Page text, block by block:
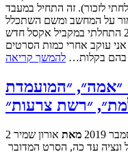
לזכור). זה התחיל במעבד
על המחשב ומשם השתכלל
לאקסל. הוא ממשיך גם היום, אבל ב-2011 התחלתי במקביל אקסל חדש
אני עוקב אחרי כמות הסרטים
בהם בקלות… להמשך קריאה
ונציה 2019: ״אמה״, ״המועמדת
״רשת צרעות״
2019 מאת אורון שמיר